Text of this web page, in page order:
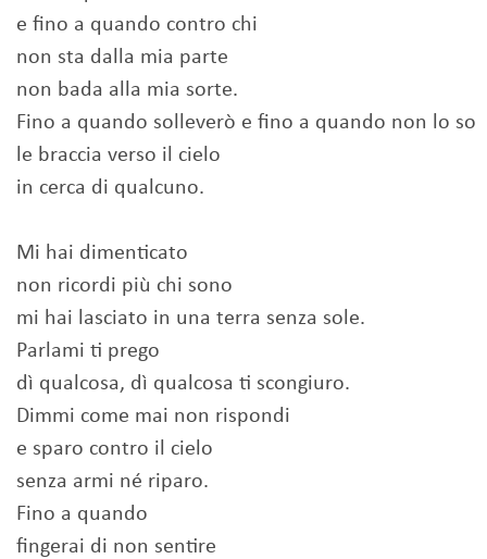
e fino a quando contro chi
non sta dalla mia parte
non bada alla mia sorte.
Fino a quando solleverò e fino a quando non lo so
le braccia verso il cielo
in cerca di qualcuno.
Mi hai dimenticato
non ricordi più chi sono
mi hai lasciato in una terra senza sole.
Parlami ti prego
dì qualcosa, dì qualcosa ti scongiuro.
Dimmi come mai non rispondi
e sparo contro il cielo
senza armi né riparo.
Fino a quando
fingerai di non sentire